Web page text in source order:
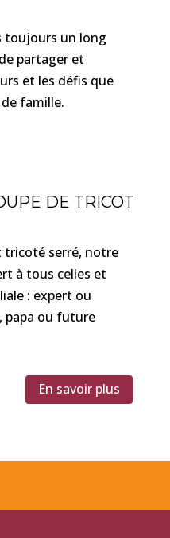
toujours un long
partager et
et les défis que
famille.
DE TRICOT
tricoté serré, notre
à tous celles et
: expert ou
papa ou future
En savoir plus